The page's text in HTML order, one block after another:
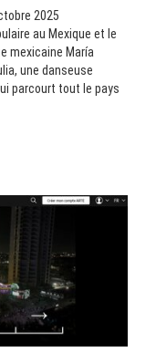
2025
au Mexique et le
mexicaine María
une danseuse
parcourt tout le pays